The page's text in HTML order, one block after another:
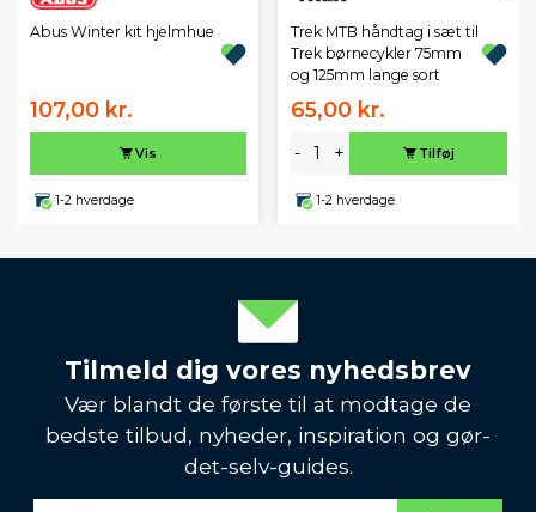
Abus Winter kit hjelmhue
107,00 kr.
Vis
1-2 hverdage
Trek MTB håndtag i sæt til
Trek børnecykler 75mm
og 125mm lange sort
65,00 kr.
- + Tilføj
1-2 hverdage
Tilmeld dig vores nyhedsbrev
Vær blandt de første til at modtage de
bedste tilbud, nyheder, inspiration og gør-
det-selv-guides.